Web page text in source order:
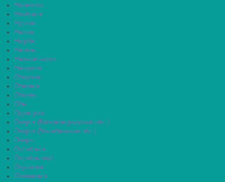
Норильск
Ноябрьск
Нурлат
Нытва
Нюрба
Нягань
Нязелетворск
Няндома
Облучье
Обнинск
Обоянь
Обь
Одинцово
Озёрск (Калининградская обл.)
Озерск (Челябинская обл.)
Озеры
Октябрьск
Октябрьский
Окуловка
Олёкминск